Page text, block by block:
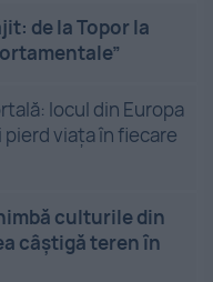
de la Topor la
locul din Europa
viața în fiecare
culturile din
câștigă teren în